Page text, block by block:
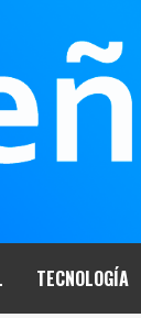
TECNOLOGÍA